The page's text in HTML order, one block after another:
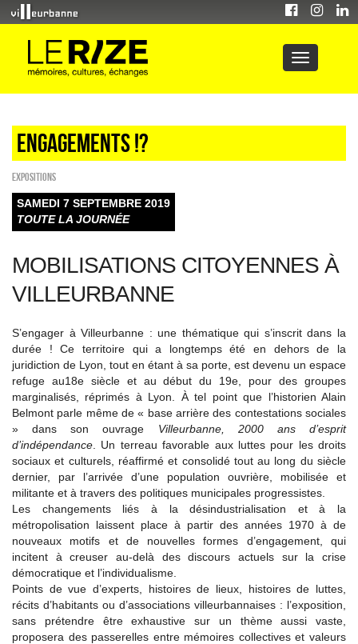
Engagements !?
EXPOSITIONS
SAMEDI 7 SEPTEMBRE 2019
TOUTE LA JOURNÉE
MOBILISATIONS CITOYENNES À
VILLEURBANNE
S’engager à Villeurbanne : une thématique qui s’inscrit dans la
durée ! Ce territoire qui a longtemps été en dehors de la
juridiction de Lyon, tout en étant à sa porte, est devenu un espace
refuge au18e siècle et au début du 19e, pour des groupes
marginalisés, réprimés à Lyon. À tel point que l’historien Alain
Belmont parle même de « base arrière des contestations sociales
» dans son ouvrage Villeurbanne, 2000 ans d’esprit
d’indépendance . Un terreau favorable aux luttes pour les droits
sociaux et culturels, réaffirmé et consolidé tout au long du siècle
dernier, par l’arrivée d’une population ouvrière, mobilisée et
militante et à travers des politiques municipales progressistes.
Les changements liés à la désindustrialisation et à la
métropolisation laissent place à partir des années 1970 à de
nouveaux motifs et de nouvelles formes d’engagement, qui
incitent à creuser au-delà des discours actuels sur la crise
démocratique et l’individualisme.
Points de vue d’experts, histoires de lieux, histoires de luttes,
récits d’habitants ou d’associations villeurbannaises : l’exposition,
sans prétendre être exhaustive sur un thème aussi vaste,
proposera des passerelles entre mémoires collectives et valeurs